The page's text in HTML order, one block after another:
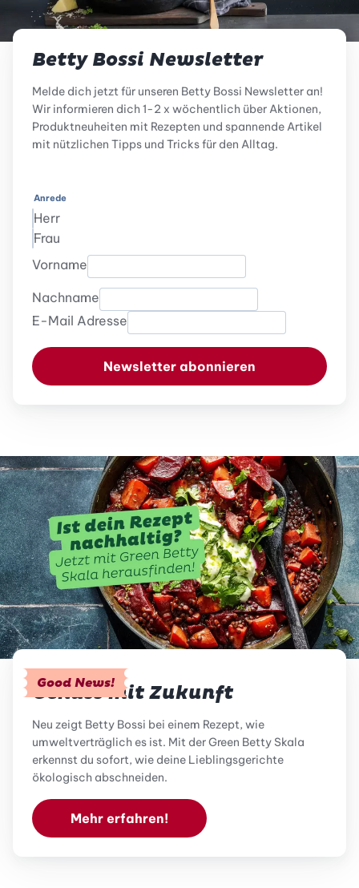
Betty Bossi Newsletter
Melde dich jetzt für unseren Betty Bossi Newsletter an!
Wir informieren dich 1-2 x wöchentlich über Aktionen,
Produktneuheiten mit Rezepten und spannende Artikel
mit nützlichen Tipps und Tricks für den Alltag.
Anrede
Herr
Frau
Vorname
Nachname
E-Mail Adresse
Newsletter abonnieren
Good News!
Genuss mit Zukunft
Neu zeigt Betty Bossi bei einem Rezept, wie
umweltverträglich es ist. Mit der Green Betty Skala
erkennst du sofort, wie deine Lieblingsgerichte
ökologisch abschneiden.
Mehr erfahren!